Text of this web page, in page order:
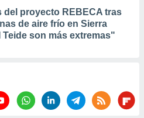
del proyecto REBECA tras
de aire frío en Sierra
Teide son más extremas"